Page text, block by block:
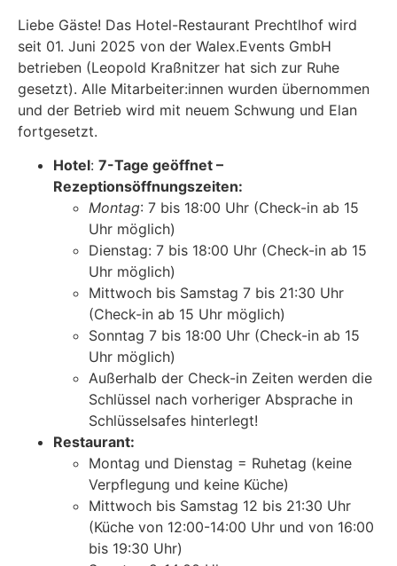
Liebe Gäste! Das Hotel-Restaurant Prechtlhof wird
seit 01. Juni 2025 von der Walex.Events GmbH
betrieben (Leopold Kraßnitzer hat sich zur Ruhe
gesetzt). Alle Mitarbeiter:innen wurden übernommen
und der Betrieb wird mit neuem Schwung und Elan
fortgesetzt.
Hotel: 7-Tage geöffnet –
Rezeptionsöffnungszeiten:
Montag: 7 bis 18:00 Uhr (Check-in ab 15
Uhr möglich)
Dienstag: 7 bis 18:00 Uhr (Check-in ab 15
Uhr möglich)
Mittwoch bis Samstag 7 bis 21:30 Uhr
(Check-in ab 15 Uhr möglich)
Sonntag 7 bis 18:00 Uhr (Check-in ab 15
Uhr möglich)
Außerhalb der Check-in Zeiten werden die
Schlüssel nach vorheriger Absprache in
Schlüsselsafes hinterlegt!
Restaurant:
Montag und Dienstag = Ruhetag (keine
Verpflegung und keine Küche)
Mittwoch bis Samstag 12 bis 21:30 Uhr
(Küche von 12:00-14:00 Uhr und von 16:00
bis 19:30 Uhr)